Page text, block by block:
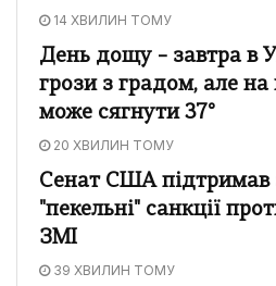
14 ХВИЛИН ТОМУ
День дощу – завтра в
грози з градом, але на
може сягнути 37°
20 ХВИЛИН ТОМУ
Сенат США підтримав
"пекельні" санкції
ЗМІ
39 ХВИЛИН ТОМУ